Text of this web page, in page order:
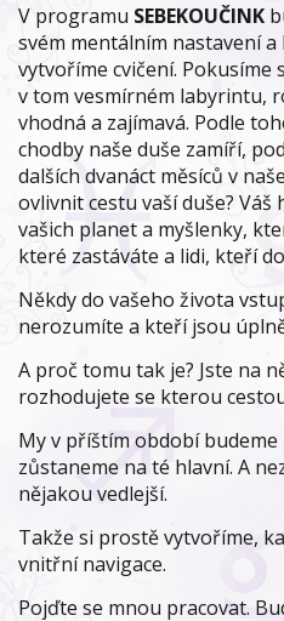
V programu SEBEKOUČINK
svém mentálním nastavení
vytvoříme cvičení. Pokusíme
v tom vesmírném labyrintu,
vhodná a zajímavá. Podle
chodby naše duše zamíří,
dalších dvanáct měsíců v
ovlivnit cestu vaší duše?
vašich planet a myšlenky,
které zastáváte a lidi, kteří
Někdy do vašeho života
nerozumíte a kteří jsou
A proč tomu tak je? Jste na
rozhodujete se kterou
My v příštím období
zůstaneme na té hlavní. A
nějakou vedlejší.
Takže si prostě vytvoříme,
vnitřní navigace.
Pojďte se mnou pracovat.